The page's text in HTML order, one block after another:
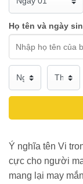
Họ tên và ngày
Ý nghĩa tên Vi
cực cho người
mang lại may